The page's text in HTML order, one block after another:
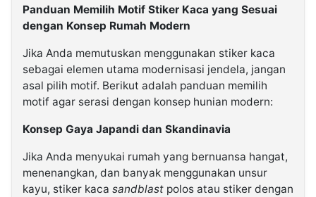
Panduan Memilih Motif Stiker Kaca yang Sesuai
dengan Konsep Rumah Modern
Jika Anda memutuskan menggunakan stiker kaca
sebagai elemen utama modernisasi jendela, jangan
asal pilih motif. Berikut adalah panduan memilih
motif agar serasi dengan konsep hunian modern:
Konsep Gaya Japandi dan Skandinavia
Jika Anda menyukai rumah yang bernuansa hangat,
menenangkan, dan banyak menggunakan unsur
kayu, stiker kaca sandblast polos atau stiker dengan